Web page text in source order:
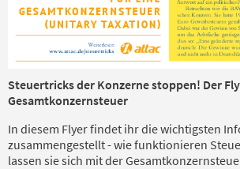
Steuertricks der Konzerne stoppen! Der
Gesamtkonzernsteuer
In diesem Flyer findet ihr die wichtigsten
zusammengestellt - wie funktionieren
lassen sie sich mit der